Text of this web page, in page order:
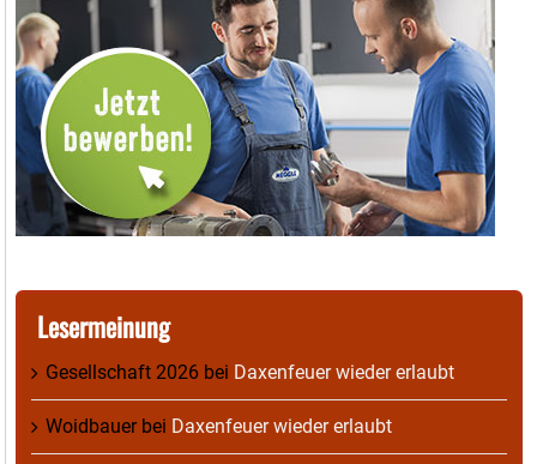
Lesermeinung
Gesellschaft 2026 bei Daxenfeuer wieder erlaubt
Woidbauerbei Daxenfeuer wieder erlaubt